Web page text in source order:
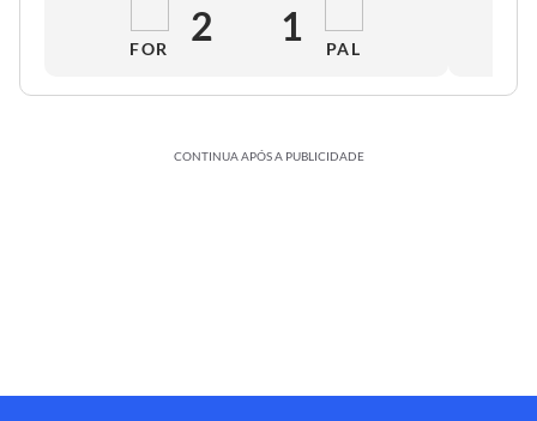
FOR 2 1 PAL
CONTINUA APÓS A PUBLICIDADE